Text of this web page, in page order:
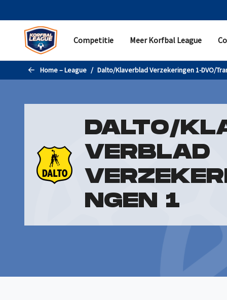
Competitie
COMPETITIE
Standen en uitslagen
Livestreams
Promotie/degradatie
Meer Korfbal League
MEER KORFBAL LEAGUE
Nieuws
Korfbal Leagueverkiezingen
Historie
CONTACT
Pers
Contactgegevens
Home – League Dalto/Klaverblad Verzekeringen 1-DVO/
DALTO/
VERBLAD
NGEN 1